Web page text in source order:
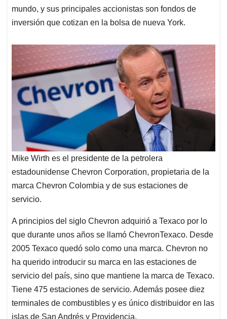
mundo, y sus principales accionistas son fondos de
inversión que cotizan en la bolsa de nueva York.
Mike Wirth es el presidente de la petrolera
estadounidense Chevron Corporation, propietaria de la
marca Chevron Colombia y de sus estaciones de
servicio.
A principios del siglo Chevron adquirió a Texaco por lo
que durante unos años se llamó ChevronTexaco. Desde
2005 Texaco quedó solo como una marca. Chevron no
ha querido introducir su marca en las estaciones de
servicio del país, sino que mantiene la marca de Texaco.
Tiene 475 estaciones de servicio. Además posee diez
terminales de combustibles y es único distribuidor en las
islas de San Andrés y Providencia.